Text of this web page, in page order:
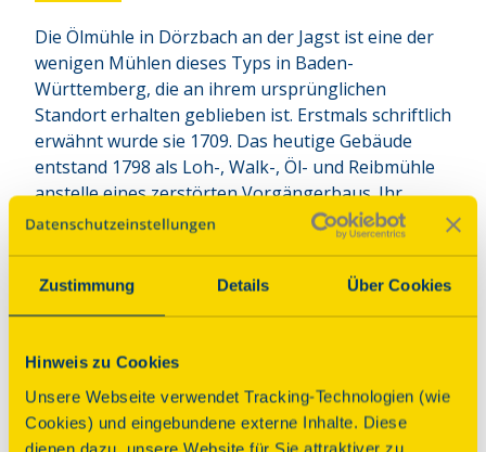
Zustimmung Details Über Cookies
Hinweis zu Cookies
Unsere Webseite verwendet Tracking-Technologien (wie
Cookies) und eingebundene externe Inhalte. Diese
dienen dazu, unsere Website für Sie attraktiver zu
Die Ölmühle in Dörzbach an der Jagst ist eine der
wenigen Mühlen dieses Typs in Baden-
Württemberg, die an ihrem ursprünglichen
Standort erhalten geblieben ist. Erstmals schriftlich
erwähnt wurde sie 1709. Das heutige Gebäude
entstand 1798 als Loh-, Walk-, Öl- und Reibmühle
anstelle eines zerstörten Vorgängerbaus. Ihr
heutiges Erscheinungsbild erhielt die Mühle 1864
durch Erweiterung und Aufstockung. Die Ölmühle
war ursprünglich ein Nebenwerk der bereits im 15.
Jh. bestehenden Jagstmühle, aus deren Kanal sie
bis heute ihr Wasser bezieht. 1819 ging die Mühle
Familie Stolz über, die an der Klepsauer Straße
eine Gerberei betrieb. Von der ursprünglichen
Mühleneinrichtung sind die Geräte zur